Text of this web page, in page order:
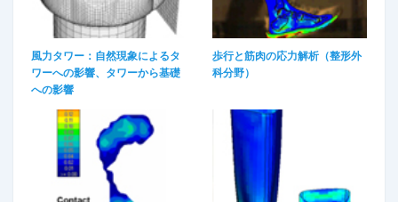
風力タワー：自然現象によるタ
ワーへの影響、タワーから基礎
への影響​
歩行と筋肉の応力解析（整形外
科分野）​